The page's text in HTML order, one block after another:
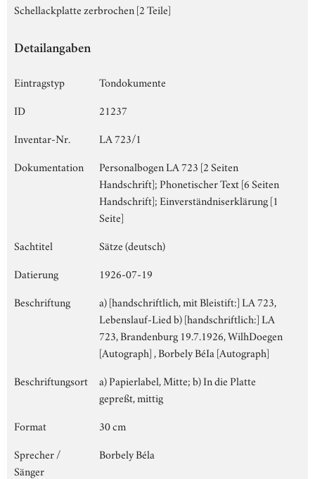
Schellackplatte zerbrochen [2 Teile]
Detailangaben
Eintragstyp
Tondokumente
ID
21237
Inventar-Nr.
LA 723/1
Dokumentation
Personalbogen LA 723 [2 Seiten
Handschrift]; Phonetischer Text [6 Seiten
Handschrift]; Einverständniserklärung [1
Seite]
Sachtitel
Sätze (deutsch)
Datierung
1926-07-19
Beschriftung
a) [handschriftlich, mit Bleistift:] LA 723,
Lebenslauf-Lied b) [handschriftlich:] LA
723, Brandenburg 19.7.1926, WilhDoegen
[Autograph] , Borbely BéIa [Autograph]
Beschriftungsort
a) Papierlabel, Mitte; b) In die Platte
gepreßt, mittig
Format
30 cm
Sprecher /
Sänger
Borbely Béla